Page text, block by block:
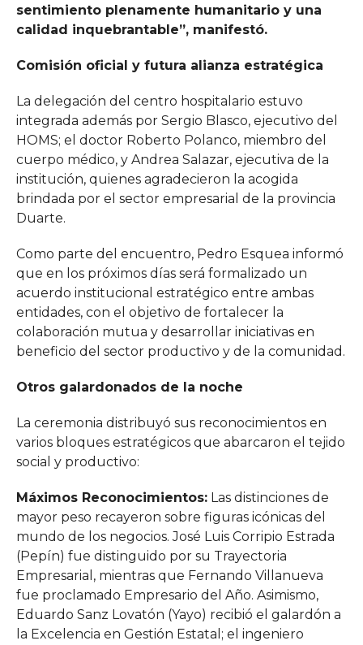
sentimiento plenamente humanitario y una
calidad inquebrantable”, manifestó.
Comisión oficial y futura alianza estratégica
La delegación del centro hospitalario estuvo
integrada además por Sergio Blasco, ejecutivo del
HOMS; el doctor Roberto Polanco, miembro del
cuerpo médico, y Andrea Salazar, ejecutiva de la
institución, quienes agradecieron la acogida
brindada por el sector empresarial de la provincia
Duarte.
Como parte del encuentro, Pedro Esquea informó
que en los próximos días será formalizado un
acuerdo institucional estratégico entre ambas
entidades, con el objetivo de fortalecer la
colaboración mutua y desarrollar iniciativas en
beneficio del sector productivo y de la comunidad.
Otros galardonados de la noche
La ceremonia distribuyó sus reconocimientos en
varios bloques estratégicos que abarcaron el tejido
social y productivo:
Máximos Reconocimientos:Las distinciones de
mayor peso recayeron sobre figuras icónicas del
mundo de los negocios. José Luis Corripio Estrada
(Pepín) fue distinguido por su Trayectoria
Empresarial, mientras que Fernando Villanueva
fue proclamado Empresario del Año. Asimismo,
Eduardo Sanz Lovatón (Yayo) recibió el galardón a
la Excelencia en Gestión Estatal; el ingeniero